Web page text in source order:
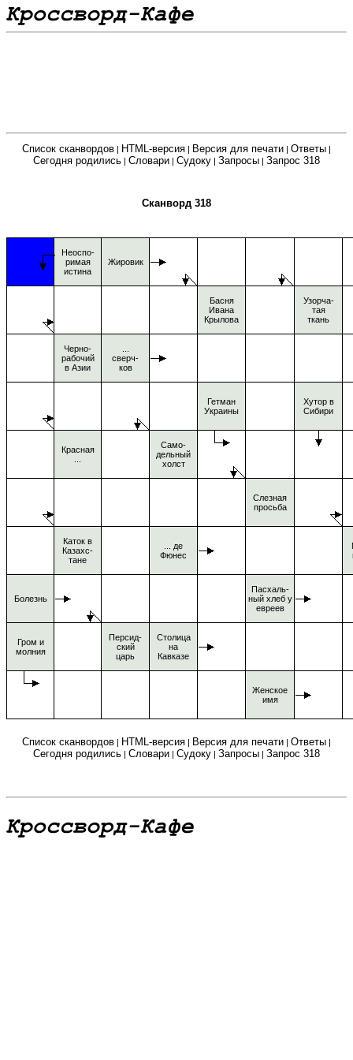
Список сканвордов | HTML-версия | Версия для печати | Ответы |
Сегодня родились | Словари | Судоку | Запросы | Запрос 318
Сканворд 318
Неоспо-
римая
истина
Жировик
Басня
Ивана
Крылова
Узорча-
тая
ткань
Черно-
рабочий
в Азии
сверч-
ков
Гетман
Украины
Хутор в
Сибири
Красная
Само-
дельный
холст
Слезная
просьба
Каток в
Казахс-
тане
... де
Фюнес
Болезнь
Пасхаль-
ный хлеб у
евреев
Гром и
молния
Персид-
ский
царь
Столица
на
Кавказе
Женское
имя
Список сканвордов | HTML-версия | Версия для печати | Ответы |
Сегодня родились | Словари | Судоку | Запросы | Запрос 318